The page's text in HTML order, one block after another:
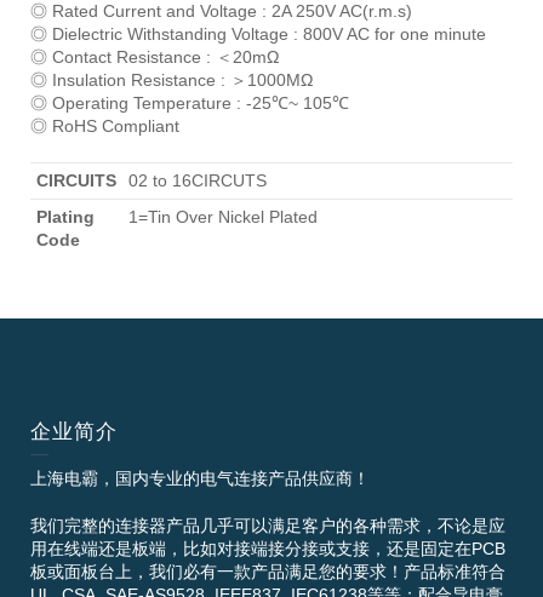
◎ Rated Current and Voltage : 2A 250V AC(r.m.s)
◎ Dielectric Withstanding Voltage : 800V AC for one minute
◎ Contact Resistance : ＜20mΩ
◎ Insulation Resistance : ＞1000MΩ
◎ Operating Temperature : -25℃~ 105℃
◎ RoHS Compliant
CIRCUITS
02 to 16CIRCUTS
Plating
Code
1=Tin Over Nickel Plated
企业简介
上海电霸，国内专业的电气连接产品供应商！
我们完整的连接器产品几乎可以满足客户的各种需求，不论是应
用在线端还是板端，比如对接端接分接或支接，还是固定在PCB
板或面板台上，我们必有一款产品满足您的要求！产品标准符合